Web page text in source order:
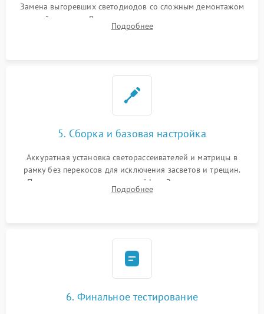
Замена выгоревших светодиодов со сложным демонтажом
хрупкой матрицы. Восстановление поврежденных дорожек,
прошивка микросхем памяти EEPROM
Подробнее
5. Сборка и базовая настройка
Аккуратная установка светорассеивателей и матрицы в
рамку без перекосов для исключения засветов и трещин.
Подключение внутренних шлейфов. Закрытие корпуса.
Сброс настроек и обновление программного обеспечения.
Подробнее
6. Финальное тестирование